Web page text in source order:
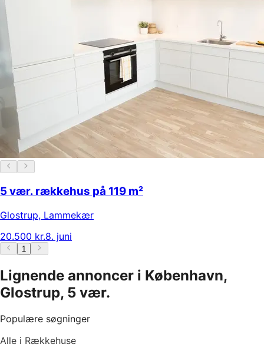
5 vær. rækkehus på 119 m²
Glostrup, Lammekær
20.500 kr.8. juni
1
Lignende annoncer i København,
Glostrup, 5 vær.
Populære søgninger
Alle i Rækkehuse